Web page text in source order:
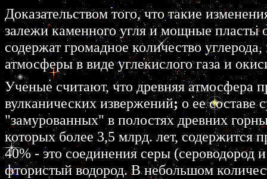
Доказательством того, что такие
залежи каменного угля и мощные пласты
содержат громадное количество
атмосферы в виде углекислого газа и
Ученые считают, что древняя атмосфера
вулканических извержений;о ее составе
"замурованных" в полостях древних
которых более 3,5 млрд. лет, содержится
40% - это соединения серы (сероводород
фтористый водород. В небольшом